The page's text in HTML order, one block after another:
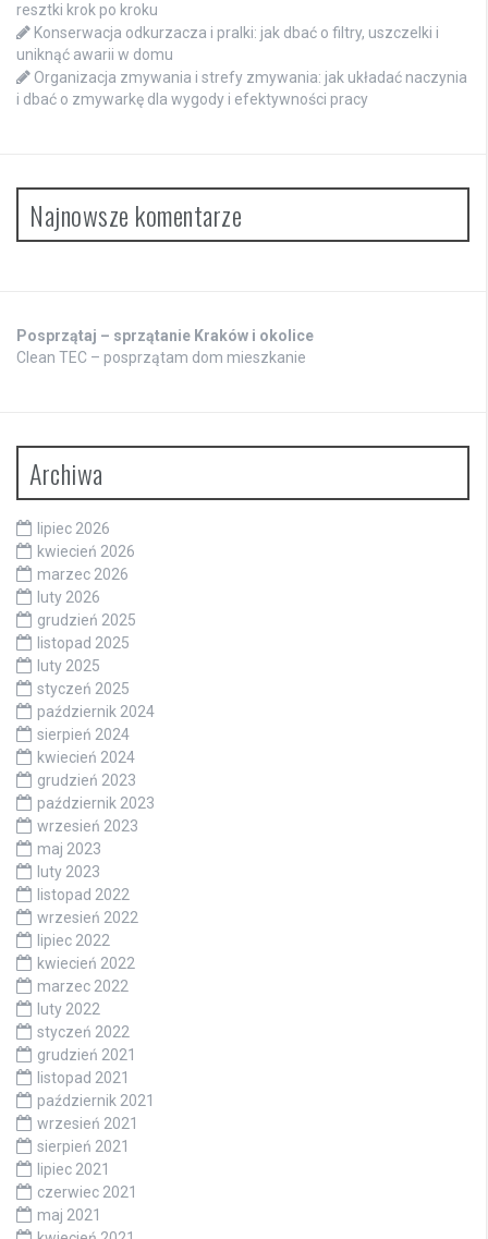
resztki krok po kroku
Konserwacja odkurzacza i pralki: jak dbać o filtry, uszczelki i
uniknąć awarii w domu
Organizacja zmywania i strefy zmywania: jak układać naczynia
i dbać o zmywarkę dla wygody i efektywności pracy
Najnowsze komentarze
Posprzątaj – sprzątanie Kraków i okolice
Clean TEC – posprzątam dom mieszkanie
Archiwa
lipiec 2026
kwiecień 2026
marzec 2026
luty 2026
grudzień 2025
listopad 2025
luty 2025
styczeń 2025
październik 2024
sierpień 2024
kwiecień 2024
grudzień 2023
październik 2023
wrzesień 2023
maj 2023
luty 2023
listopad 2022
wrzesień 2022
lipiec 2022
kwiecień 2022
marzec 2022
luty 2022
styczeń 2022
grudzień 2021
listopad 2021
październik 2021
wrzesień 2021
sierpień 2021
lipiec 2021
czerwiec 2021
maj 2021